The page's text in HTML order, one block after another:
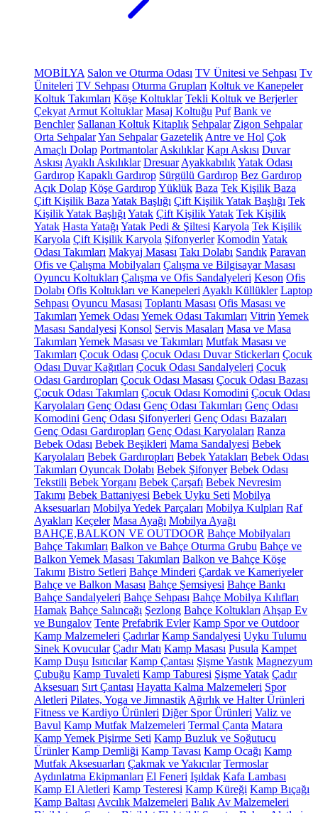
MOBİLYA Salon ve Oturma Odası TV Ünitesi ve Sehpası Tv
Üniteleri TV Sehpası Oturma Grupları Koltuk ve Kanepeler
Koltuk Takımları Köşe Koltuklar Tekli Koltuk ve Berjerler
Çekyat Armut Koltuklar Masaj Koltuğu Puf Bank ve
Benchler Sallanan Koltuk Kitaplık Sehpalar Zigon Sehpalar
Orta SehpalarYan Sehpalar Gazetelik Antre ve Hol Çok
Amaçlı Dolap Portmantolar Askılıklar Kapı Askısı Duvar
Askısı Ayaklı Askılıklar Dresuar AyakkabılıkYatak Odası
Gardırop Kapaklı Gardırop Sürgülü Gardırop Bez Gardırop
Açık Dolap Köşe GardıropYüklük Baza Tek Kişilik Baza
Çift Kişilik Baza Yatak Başlığı Çift Kişilik Yatak Başlığı Tek
Kişilik Yatak Başlığı Yatak Çift Kişilik Yatak Tek Kişilik
Yatak Hasta Yatağı Yatak Pedi & Şiltesi Karyola Tek Kişilik
Karyola Çift Kişilik Karyola Şifonyerler Komodin Yatak
Odası Takımları Makyaj Masası Takı Dolabı Sandık Paravan
Ofis ve Çalışma Mobilyaları Çalışma ve Bilgisayar Masası
Oyuncu Koltukları Çalışma ve Ofis Sandalyeleri Keson Ofis
Dolabı Ofis Koltukları ve Kanepeleri Ayaklı Küllükler Laptop
Sehpası Oyuncu Masası Toplantı Masası Ofis Masası ve
Takımları Yemek Odası Yemek Odası Takımları Vitrin Yemek
Masası Sandalyesi Konsol Servis Masaları Masa ve Masa
Takımları Yemek Masası ve Takımları Mutfak Masası ve
Takımları Çocuk Odası Çocuk Odası Duvar Stickerları Çocuk
Odası Duvar Kağıtları Çocuk Odası Sandalyeleri Çocuk
Odası Gardıropları Çocuk Odası Masası Çocuk Odası Bazası
Çocuk Odası Takımları Çocuk Odası Komodini Çocuk Odası
Karyolaları Genç Odası Genç Odası Takımları Genç Odası
Komodini Genç Odası Şifonyerleri Genç Odası Bazaları
Genç Odası Gardıropları Genç Odası Karyolaları Ranza
Bebek Odası Bebek Beşikleri Mama Sandalyesi Bebek
Karyolaları Bebek Gardıropları Bebek Yatakları Bebek Odası
Takımları Oyuncak Dolabı Bebek Şifonyer Bebek Odası
Tekstili Bebek Yorganı Bebek Çarşafı Bebek Nevresim
Takımı Bebek Battaniyesi Bebek Uyku Seti Mobilya
Aksesuarları Mobilya Yedek Parçaları Mobilya Kulpları Raf
Ayakları Keçeler Masa Ayağı Mobilya Ayağı
BAHÇE,BALKON VE OUTDOOR Bahçe Mobilyaları
Bahçe Takımları Balkon ve Bahçe Oturma Grubu Bahçe ve
Balkon Yemek Masası Takımları Balkon ve Bahçe Köşe
Takımı Bistro Setleri Bahçe Minderi Çardak ve Kameriyeler
Bahçe ve Balkon Masası Bahçe Şemsiyesi Bahçe Bankı
Bahçe Sandalyeleri Bahçe Sehpası Bahçe Mobilya Kılıfları
Hamak Bahçe Salıncağı Şezlong Bahçe Koltukları Ahşap Ev
ve Bungalov Tente Prefabrik Evler Kamp Spor ve Outdoor
Kamp Malzemeleri Çadırlar Kamp Sandalyesi Uyku Tulumu
Sinek Kovucular Çadır Matı Kamp Masası Pusula Kampet
Kamp Duşu Isıtıcılar Kamp Çantası Şişme Yastık Magnezyum
Çubuğu Kamp Tuvaleti Kamp Taburesi Şişme Yatak Çadır
Aksesuarı Sırt Çantası Hayatta Kalma Malzemeleri Spor
Aletleri Pilates, Yoga ve Jimnastik Ağırlık ve Halter Ürünleri
Fitness ve Kardiyo Ürünleri Diğer Spor Ürünleri Valiz ve
Bavul Kamp Mutfak Malzemeleri Termal Çanta Matara
Kamp Yemek Pişirme Seti Kamp Buzluk ve Soğutucu
Ürünler Kamp Demliği Kamp Tavası Kamp Ocağı Kamp
Mutfak Aksesuarları Çakmak ve Yakıcılar Termoslar
Aydınlatma Ekipmanları El Feneri Işıldak Kafa Lambası
Kamp El Aletleri Kamp Testeresi Kamp Küreği Kamp Bıçağı
Kamp Baltası Avcılık Malzemeleri Balık Av Malzemeleri